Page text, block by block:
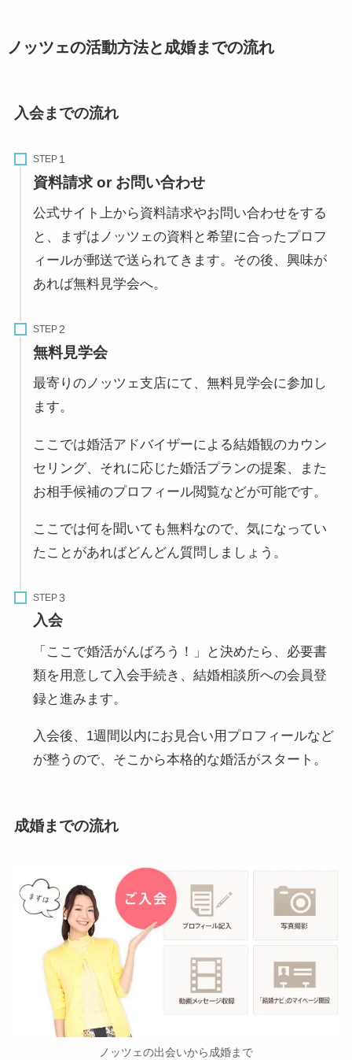
ノッツェの活動方法と成婚までの流れ
入会までの流れ
STEP
資料請求 or お問い合わせ
公式サイト上から資料請求やお問い合わせをする
と、まずはノッツェの資料と希望に合ったプロフ
ィールが郵送で送られてきます。その後、興味が
あれば無料見学会へ。
STEP
無料見学会
最寄りのノッツェ支店にて、無料見学会に参加し
ます。
ここでは婚活アドバイザーによる結婚観のカウン
セリング、それに応じた婚活プランの提案、また
お相手候補のプロフィール閲覧などが可能です。
ここでは何を聞いても無料なので、気になってい
たことがあればどんどん質問しましょう。
STEP
入会
「ここで婚活がんばろう！」と決めたら、必要書
類を用意して入会手続き、結婚相談所への会員登
録と進みます。
入会後、1週間以内にお見合い用プロフィールなど
が整うので、そこから本格的な婚活がスタート。
成婚までの流れ
ノッツェの出会いから成婚まで